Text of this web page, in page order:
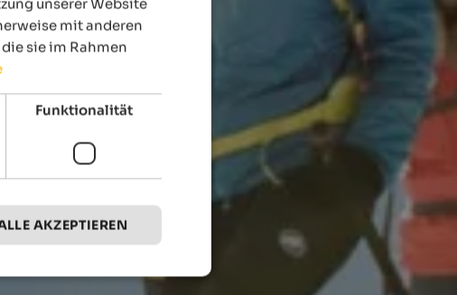
GERMAN
unserer Website
mit anderen
sie im Rahmen
Funktionalität
AKZEPTIEREN